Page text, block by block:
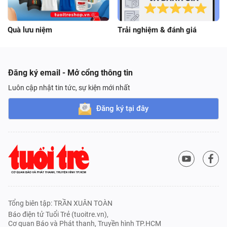
Quà lưu niệm Trải nghiệm & đánh giá
Đăng ký email - Mở cổng thông tin
Luôn cập nhật tin tức, sự kiện mới nhất
Đăng ký tại đây
Tổng biên tập: TRẦN XUÂN TOÀN
Báo điện tử Tuổi Trẻ (tuoitre.vn),
Cơ quan Báo và Phát thanh, Truyền hình TP.HCM